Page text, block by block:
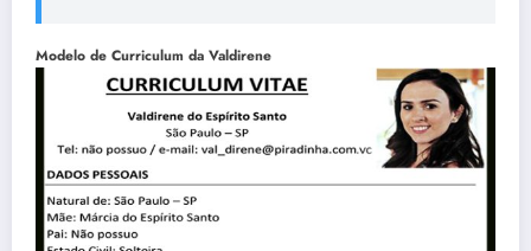
Modelo de Curriculum da Valdirene